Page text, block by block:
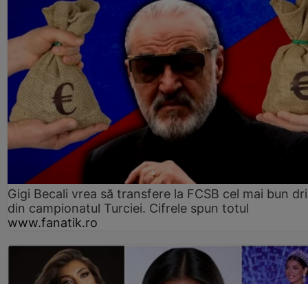
Gigi Becali vrea să transfere la FCSB cel mai bun
din campionatul Turciei. Cifrele spun totul
www.fanatik.ro